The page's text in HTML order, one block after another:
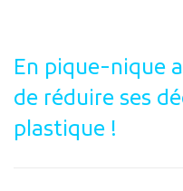
En pique-nique
de réduire ses
plastique !